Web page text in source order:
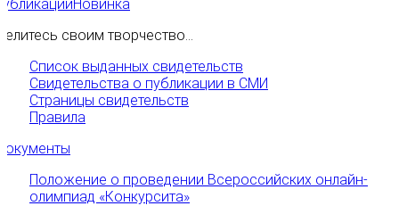
Новинка
своим творчество...
Список выданных свидетельств
Свидетельства о публикации в СМИ
Страницы свидетельств
Правила
Положение о проведении Всероссийских онлайн-
олимпиад «Конкурсита»